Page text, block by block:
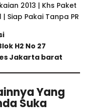
2013 | Khs Paket
Siap Pakai Tanpa PR
H2 No 27
Jakarta barat
Yang
Suka